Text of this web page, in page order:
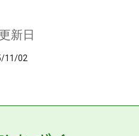
新日
11/02